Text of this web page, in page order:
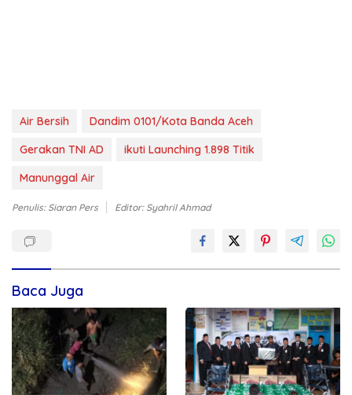
Air Bersih
Dandim 0101/Kota Banda Aceh
Gerakan TNI AD
ikuti Launching 1.898 Titik
Manunggal Air
Penulis: Siaran Pers Editor: Syahril Ahmad
Baca Juga